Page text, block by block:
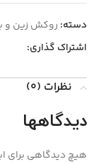
دسته: روکش زین و
اشتراک گذاری:
نظرات (0)
دیدگاهها
هیچ دیدگاهی